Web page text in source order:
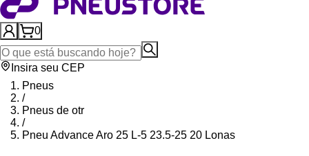
0
Insira seu CEP
Pneus
/
Pneus de otr
/
Pneu Advance Aro 25 L-5 23.5-25 20 Lonas